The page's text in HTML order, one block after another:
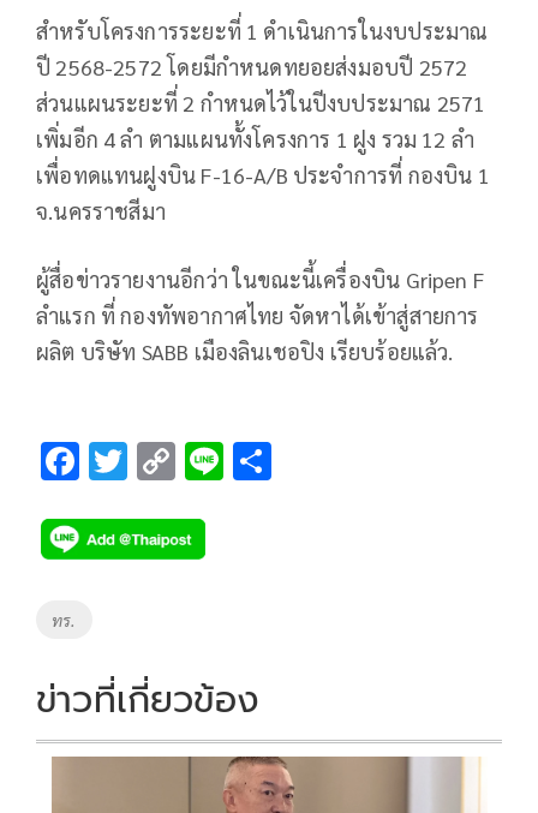
สำหรับโครงการระยะที่ 1 ดำเนินการในงบประมาณ
ปี 2568-2572 โดยมีกำหนดทยอยส่งมอบปี 2572
ส่วนแผนระยะที่ 2 กำหนดไว้ในปีงบประมาณ 2571
เพิ่มอีก 4 ลำ ตามแผนทั้งโครงการ 1 ฝูง รวม 12 ลำ
เพื่อทดแทนฝูงบิน F-16-A/B ประจำการที่ กองบิน 1
จ.นครราชสีมา
ผู้สื่อข่าวรายงานอีกว่า ในขณะนี้เครื่องบิน Gripen F
ลำแรก ที่ กองทัพอากาศไทย จัดหาได้เข้าสู่สายการ
ผลิต บริษัท SABB เมืองลินเชอปิง เรียบร้อยแล้ว.
F
e
b
k
T
tt
er
C
p
y
k
Li
Tags
ทร.
ข่าวที่เกี่ยวข้อง